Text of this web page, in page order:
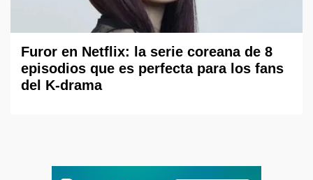
Furor en Netflix: la serie coreana de 8
episodios que es perfecta para los fans
del K-drama